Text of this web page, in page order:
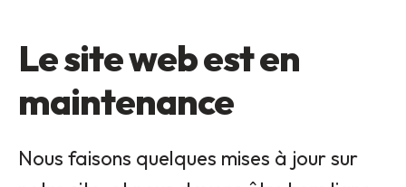
Le site web est en
maintenance
Nous faisons quelques mises à jour sur